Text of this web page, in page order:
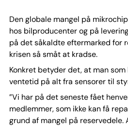
Den globale mangel på
hos bilproducenter og på
på det såkaldte eftermarked for
krisen så småt at kradse.
Konkret betyder det, at man
ventetid på alt fra sensorer til
”Vi har på det seneste fået
medlemmer, som ikke kan få
grund af mangel på reservedele.